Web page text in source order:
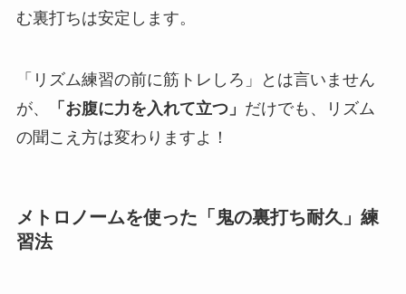
む裏打ちは安定します。
「リズム練習の前に筋トレしろ」とは言いません
が、
「お腹に力を入れて立つ」 だけでも、リズム
の聞こえ方は変わりますよ！
メトロノームを使った「鬼の裏打ち耐久」練
習法